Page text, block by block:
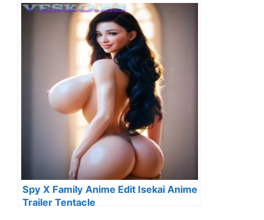
Spy X Family Anime Edit Isekai Anime
Trailer Tentacle